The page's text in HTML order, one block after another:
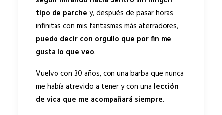
tipo de parche y, después de pasar horas
infinitas con mis fantasmas más aterradores,
puedo decir con orgullo que por fin me
gusta lo que veo.
Vuelvo con 30 años, con una barba que nunca
me había atrevido a tener y con una lección
de vida que me acompañará siempre.